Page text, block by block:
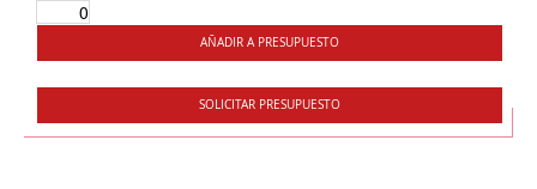
AÑADIR A PRESUPUESTO
SOLICITAR PRESUPUESTO